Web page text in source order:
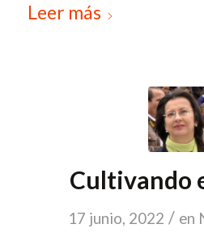
Leer más
Cultivando
17 junio, 2022 / en